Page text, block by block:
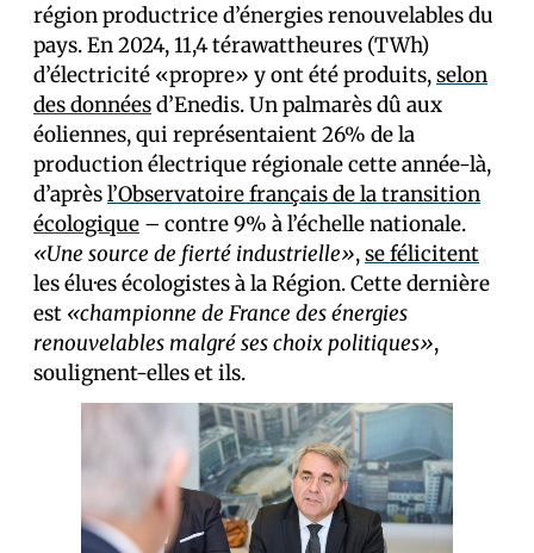
région productrice d’énergies renouvelables du
pays. En 2024, 11,4 térawattheures (TWh)
d’électricité «propre» y ont été produits,selon
des donnéesd’Enedis. Un palmarès dû aux
éoliennes, qui représentaient 26% de la
production électrique régionale cette année-là,
d’aprèsl’Observatoire français de la transition
écologique – contre 9% à l’échelle nationale.
«Une source de fierté industrielle»,se félicitent
les élu·es écologistes à la Région. Cette dernière
est «championne de France des énergies
renouvelables malgré ses choix politiques»,
soulignent-elles et ils.